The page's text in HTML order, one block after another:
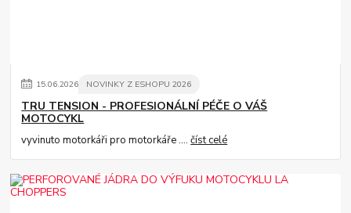
15.06.2026 NOVINKY Z ESHOPU 2026
TRU TENSION - PROFESIONÁLNÍ PÉČE O VÁŠ
MOTOCYKL
vyvinuto motorkáři pro motorkáře ....číst celé